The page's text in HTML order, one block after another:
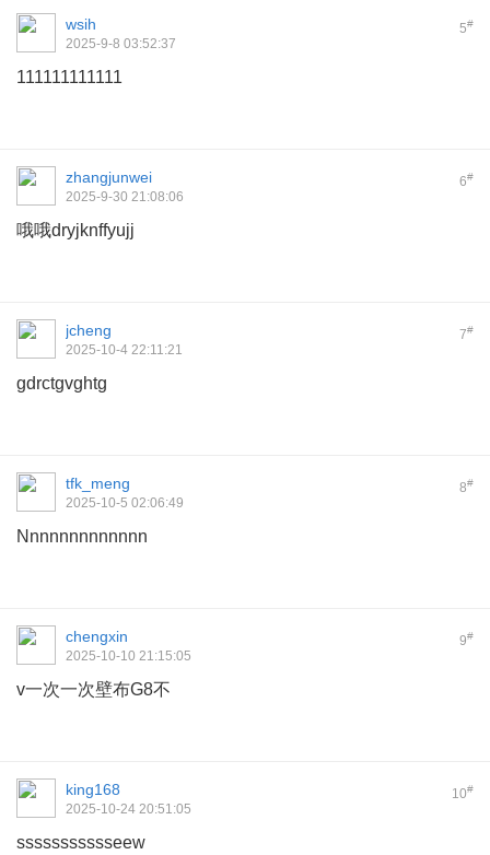
5#
wsih
2025-9-8 03:52:37
111111111111
6#
zhangjunwei
2025-9-30 21:08:06
哦哦dryjknffyujj
7#
jcheng
2025-10-4 22:11:21
gdrctgvghtg
8#
tfk_meng
2025-10-5 02:06:49
Nnnnnnnnnnnnn
9#
chengxin
2025-10-10 21:15:05
v一次一次壁布G8不
10#
king168
2025-10-24 20:51:05
ssssssssssseew